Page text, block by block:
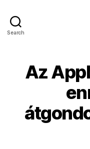
Search
Az